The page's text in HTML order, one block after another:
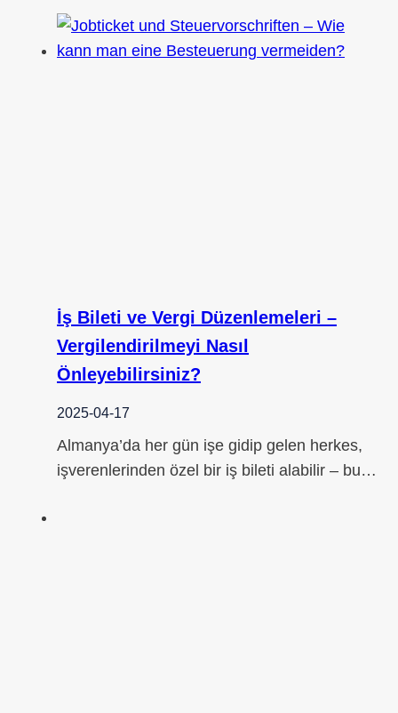
İş Bileti ve Vergi Düzenlemeleri –
Vergilendirilmeyi Nasıl
Önleyebilirsiniz?
2025-04-17
Almanya’da her gün işe gidip gelen herkes,
işverenlerinden özel bir iş bileti alabilir – bu…